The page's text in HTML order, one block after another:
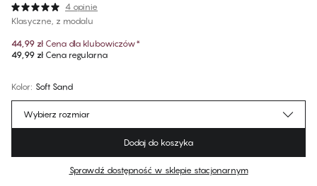
4 opinie
Klasyczne, z modalu
44,99 zł Cena dla klubowiczów*
49,99 złCena regularna
Kolor: Soft Sand
Brak sugerowanego rozmiaru dla tego produktu
Wybierz rozmiar
Dodaj do koszyka
Sprawdź dostępność w sklepie stacjonarnym